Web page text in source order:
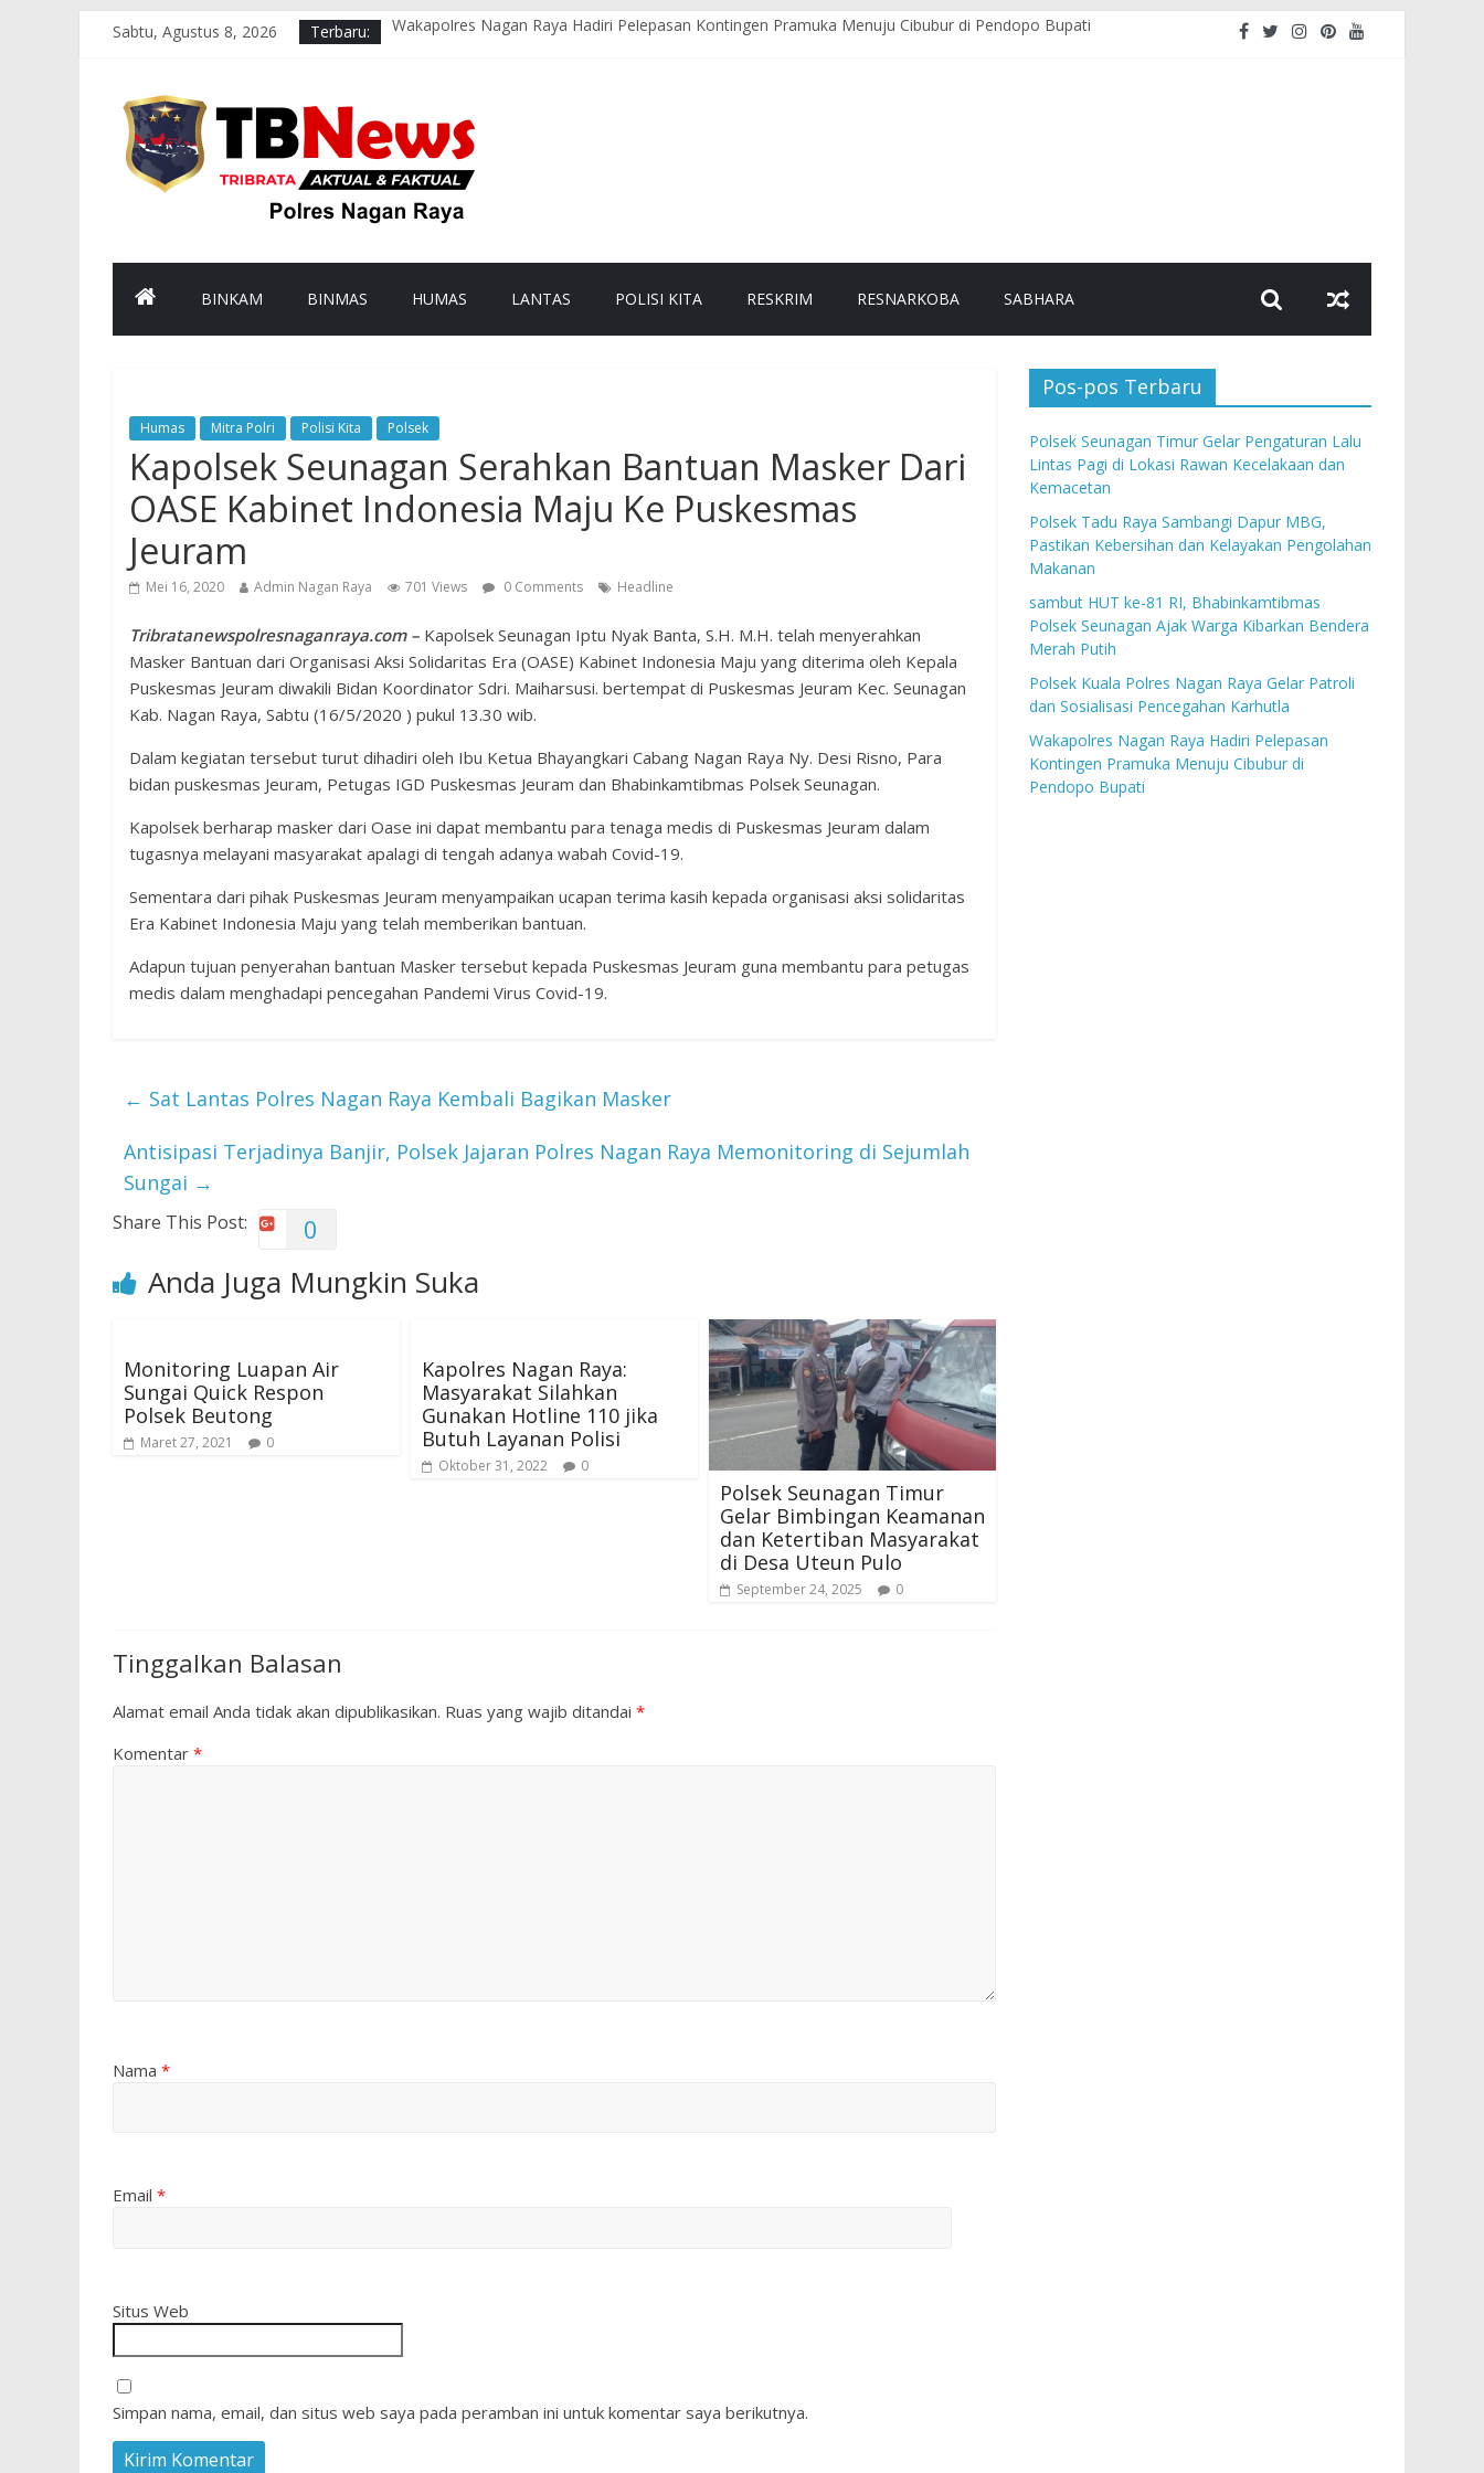
Sabtu, Agustus 8, 2026 Terbaru:
Wakapolres Nagan Raya Hadiri Pelepasan Kontingen Pramuka Menuju Cibubur di Pendopo Bupati
Polsek Kuala Polres Nagan Raya Gelar Patroli dan Sosialisasi Pencegahan Karhutla
BINKAM BINMAS HUMAS LANTAS POLISI KITA RESKRIM RESNARKOBA SABHARA
Humas Mitra Polri Polisi Kita Polsek
Kapolsek Seunagan Serahkan Bantuan Masker Dari
OASE Kabinet Indonesia Maju Ke Puskesmas
Jeuram
Mei 16, 2020 Admin Nagan Raya 701 Views 0 Comments Headline
Tribratanewspolresnaganraya.com – Kapolsek Seunagan Iptu Nyak Banta, S.H. M.H. telah menyerahkan
Masker Bantuan dari Organisasi Aksi Solidaritas Era (OASE) Kabinet Indonesia Maju yang diterima oleh Kepala
Puskesmas Jeuram diwakili Bidan Koordinator Sdri. Maiharsusi. bertempat di Puskesmas Jeuram Kec. Seunagan
Kab. Nagan Raya, Sabtu (16/5/2020 ) pukul 13.30 wib.
Dalam kegiatan tersebut turut dihadiri oleh Ibu Ketua Bhayangkari Cabang Nagan Raya Ny. Desi Risno, Para
bidan puskesmas Jeuram, Petugas IGD Puskesmas Jeuram dan Bhabinkamtibmas Polsek Seunagan.
Kapolsek berharap masker dari Oase ini dapat membantu para tenaga medis di Puskesmas Jeuram dalam
tugasnya melayani masyarakat apalagi di tengah adanya wabah Covid-19.
Sementara dari pihak Puskesmas Jeuram menyampaikan ucapan terima kasih kepada organisasi aksi solidaritas
Era Kabinet Indonesia Maju yang telah memberikan bantuan.
Adapun tujuan penyerahan bantuan Masker tersebut kepada Puskesmas Jeuram guna membantu para petugas
medis dalam menghadapi pencegahan Pandemi Virus Covid-19.
← Sat Lantas Polres Nagan Raya Kembali Bagikan Masker
Antisipasi Terjadinya Banjir, Polsek Jajaran Polres Nagan Raya Memonitoring di Sejumlah
Sungai →
Share This Post: 0
Anda Juga Mungkin Suka
Monitoring Luapan Air
Sungai Quick Respon
Polsek Beutong
Maret 27, 2021 0
Kapolres Nagan Raya:
Masyarakat Silahkan
Gunakan Hotline 110 jika
Butuh Layanan Polisi
Oktober 31, 2022 0
Polsek Seunagan Timur
Gelar Bimbingan Keamanan
dan Ketertiban Masyarakat
di Desa Uteun Pulo
September 24, 2025 0
Tinggalkan Balasan
Alamat email Anda tidak akan dipublikasikan. Ruas yang wajib ditandai *
Komentar *
Nama *
Email *
Situs Web
Simpan nama, email, dan situs web saya pada peramban ini untuk komentar saya berikutnya.
Pos-pos Terbaru
Polsek Seunagan Timur Gelar Pengaturan Lalu
Lintas Pagi di Lokasi Rawan Kecelakaan dan
Kemacetan
Polsek Tadu Raya Sambangi Dapur MBG,
Pastikan Kebersihan dan Kelayakan Pengolahan
Makanan
sambut HUT ke-81 RI, Bhabinkamtibmas
Polsek Seunagan Ajak Warga Kibarkan Bendera
Merah Putih
Polsek Kuala Polres Nagan Raya Gelar Patroli
dan Sosialisasi Pencegahan Karhutla
Wakapolres Nagan Raya Hadiri Pelepasan
Kontingen Pramuka Menuju Cibubur di
Pendopo Bupati